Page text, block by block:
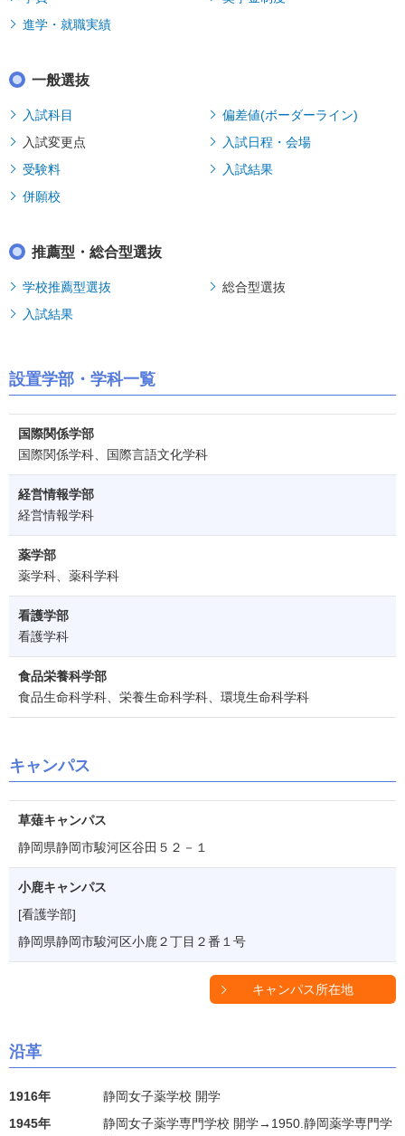
進学・就職実績
一般選抜
入試科目
偏差値(ボーダーライン)
入試変更点
入試日程・会場
受験料
入試結果
併願校
推薦型・総合型選抜
学校推薦型選抜
総合型選抜
入試結果
設置学部・学科一覧
国際関係学部
国際関係学科、国際言語文化学科
経営情報学部
経営情報学科
薬学部
薬学科、薬科学科
看護学部
看護学科
食品栄養科学部
食品生命科学科、栄養生命科学科、環境生命科学科
キャンパス
草薙キャンパス
静岡県静岡市駿河区谷田５２－１
小鹿キャンパス
[看護学部]
静岡県静岡市駿河区小鹿２丁目２番１号
キャンパス所在地
沿革
1916年
静岡女子薬学校 開学
1945年
静岡女子薬学専門学校 開学→1950.静岡薬学専門学